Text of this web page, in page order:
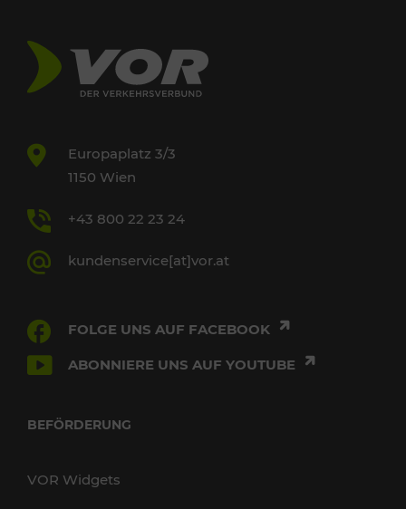
Europaplatz 3/3
1150 Wien
+43 800 22 23 24
kundenservice[at]vor.at
FOLGE UNS AUF FACEBOOK
ABONNIERE UNS AUF YOUTUBE
BEFÖRDERUNG
VOR Widgets